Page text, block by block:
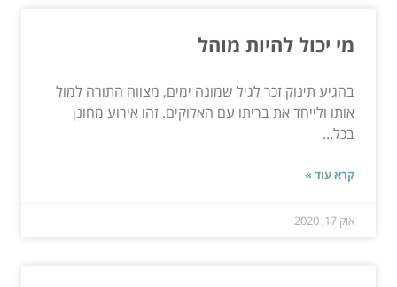
מי יכול להיות מוהל
בהגיע תינוק זכר לגיל שמונה ימים, מצווה התורה למול
אותו ולייחד את בריתו עם האלוקים. זהו אירוע מחונן
בכל...
קרא עוד »
אוק 17, 2020